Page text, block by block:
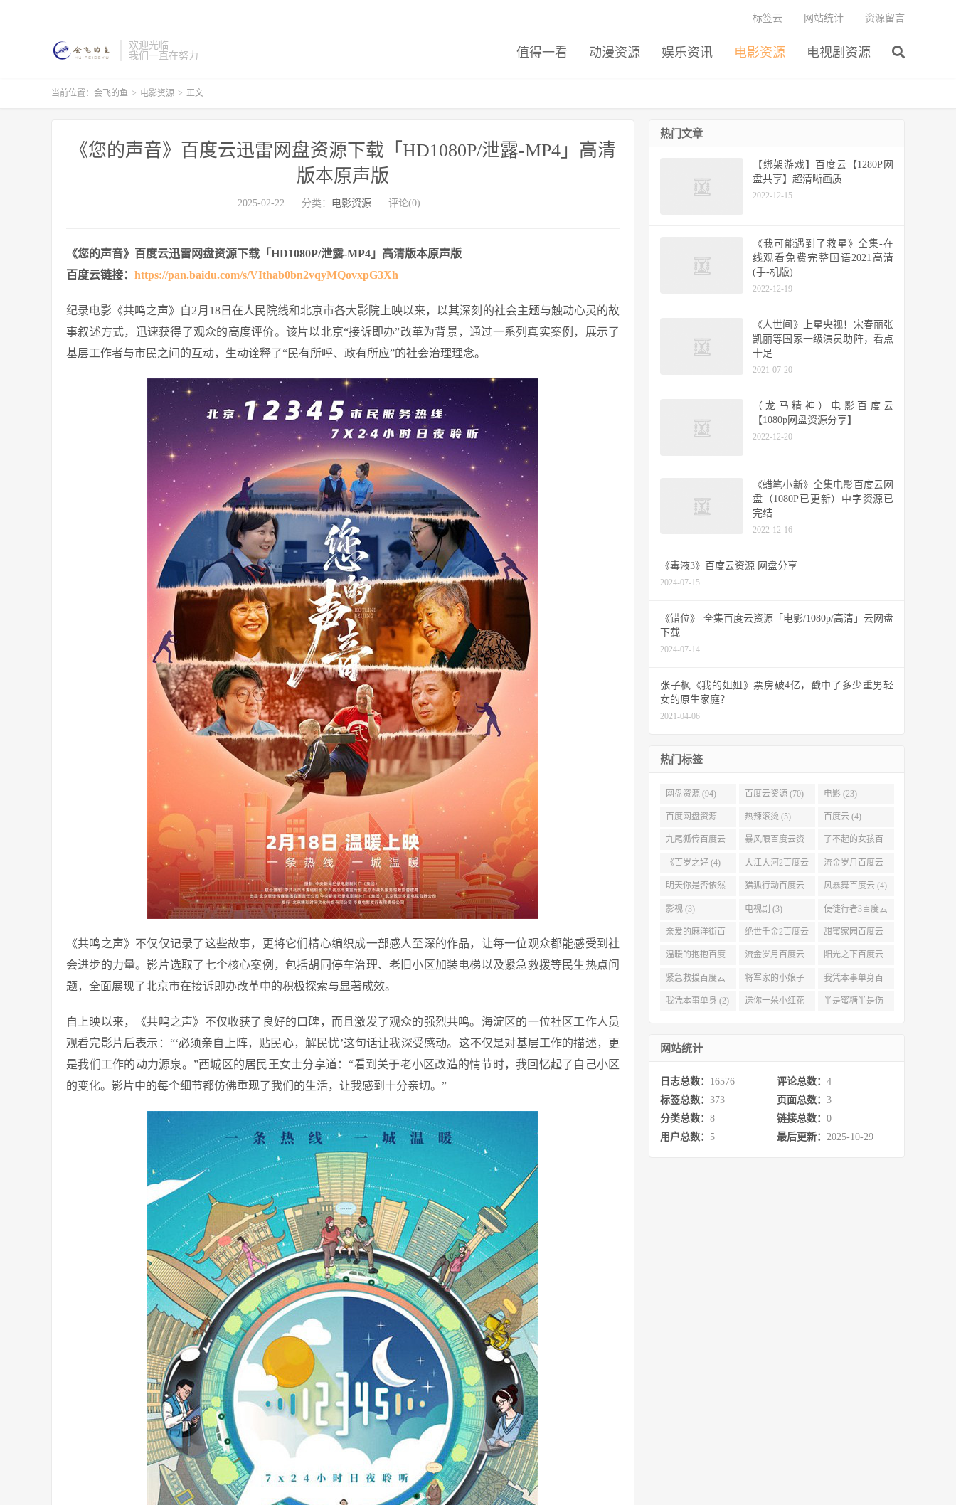
欢迎光临
我们一直在努力
值得一看 动漫资源 娱乐资讯 电影资源 电视剧资源
标签云 网站统计 资源留言
当前位置： 会飞的鱼 > 电影资源 > 正文
《您的声音》百度云迅雷网盘资源下载「HD1080P/泄露-MP4」高清
版本原声版
2025-02-22 分类： 电影资源 评论(0)
《您的声音》百度云迅雷网盘资源下载「HD1080P/泄露-MP4」高清版本原声版
百度云链接： https://pan.baidu.com/s/VIthab0bn2vqyMQovxpG3Xh
纪录电影《共鸣之声》自2月18日在人民院线和北京市各大影院上映以来，以其深刻的社会主题与触动心灵的故
事叙述方式，迅速获得了观众的高度评价。该片以北京“接诉即办”改革为背景，通过一系列真实案例，展示了
基层工作者与市民之间的互动，生动诠释了“民有所呼、政有所应”的社会治理理念。
《共鸣之声》不仅仅记录了这些故事，更将它们精心编织成一部感人至深的作品，让每一位观众都能感受到社
会进步的力量。影片选取了七个核心案例，包括胡同停车治理、老旧小区加装电梯以及紧急救援等民生热点问
题，全面展现了北京市在接诉即办改革中的积极探索与显著成效。
自上映以来，《共鸣之声》不仅收获了良好的口碑，而且激发了观众的强烈共鸣。海淀区的一位社区工作人员
观看完影片后表示：“‘必须亲自上阵，贴民心，解民忧’这句话让我深受感动。这不仅是对基层工作的描述，更
是我们工作的动力源泉。”西城区的居民王女士分享道：“看到关于老小区改造的情节时，我回忆起了自己小区
的变化。影片中的每个细节都仿佛重现了我们的生活，让我感到十分亲切。”
热门文章
【绑架游戏】百度云【1280P网
盘共享】超清晰画质
2022-12-15
《我可能遇到了救星》全集-在
线观看免费完整国语2021高清
(手-机版)
2022-12-19
《人世间》上星央视！宋春丽张
凯丽等国家一级演员助阵，看点
十足
2021-07-20
（龙马精神）电影百度云
【1080p网盘资源分享】
2022-12-20
《蜡笔小新》全集电影百度云网
盘（1080P已更新）中字资源已
完结
2022-12-16
《毒液3》百度云资源 网盘分享
2024-07-15
《错位》-全集百度云资源「电影/1080p/高清」云网盘
下载
2024-07-14
张子枫《我的姐姐》票房破4亿，戳中了多少重男轻
女的原生家庭？
2021-04-06
热门标签
网盘资源 (94) 百度云资源 (70) 电影 (23)
百度网盘资源
(11)
热辣滚烫 (5) 百度云 (4)
九尾狐传百度云
(4)
暴风眼百度云资
源 (4)
了不起的女孩百
度云 (4)
《百岁之好 (4) 大江大河2百度云
(4)
流金岁月百度云
(4)
明天你是否依然
爱我百度云 (4)
猎狐行动百度云
(4)
风暴舞百度云 (4)
影视 (3) 电视剧 (3) 使徒行者3百度云
资源 (3)
亲爱的麻洋街百
度云资源 (3)
绝世千金2百度云
(3)
甜蜜家园百度云
(3)
温暖的抱抱百度
云 (3)
流金岁月百度云
完整网盘 (3)
阳光之下百度云
(3)
紧急救援百度云
资源 (2)
将军家的小娘子
百度云 (2)
我凭本事单身百
度云资源 (2)
我凭本事单身 (2) 送你一朵小红花 半是蜜糖半是伤
网站统计
日志总数： 16576 评论总数： 4
标签总数： 373 页面总数： 3
分类总数： 8 链接总数： 0
用户总数： 5 最后更新： 2025-10-29